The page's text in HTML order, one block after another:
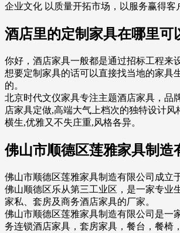
企业文化 以质量开拓市场，以服务赢得客
酒店里的定制家具在哪里可
你好，酒店家具一般都是通过招标工程来
想要定制家具的话可以直接找当地的家具
的。
北京时代文仪家具专注主题酒店家具，品
店家具定做,高端大气上档次的独特设计风
横生,优雅又不失庄重,风格各异。
佛山市顺德区莲雅家具制造
佛山市顺德区莲雅家具制造有限公司成立
佛山顺德区乐从第三工业区，是一家专业
家私、套房及商务酒店家具的厂家。
佛山市顺德区莲雅家具制造有限公司是一
务连锁酒店家具，套房家具，餐台，餐椅